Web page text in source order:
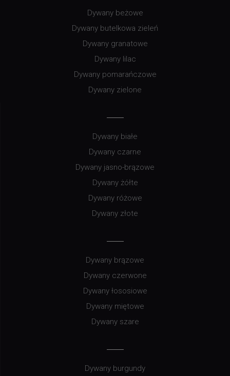
Dywany beżowe
Dywany butelkowa zieleń
Dywany granatowe
Dywany lilac
Dywany pomarańczowe
Dywany zielone
Dywany białe
Dywany czarne
Dywany jasno-brązowe
Dywany żółte
Dywany różowe
Dywany złote
Dywany brązowe
Dywany czerwone
Dywany łososiowe
Dywany miętowe
Dywany szare
Dywany burgundy